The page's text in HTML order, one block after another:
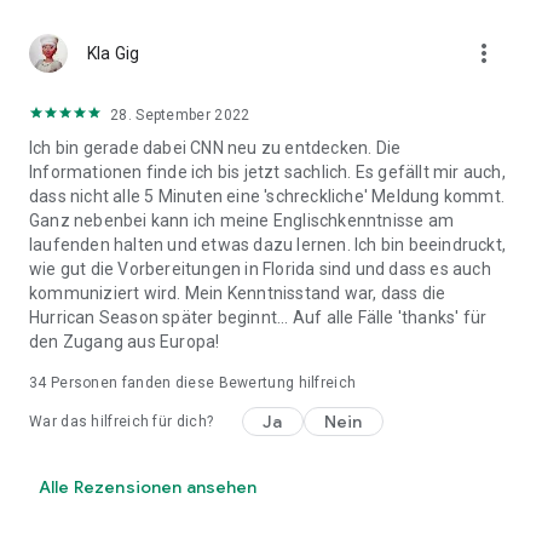
Kla Gig more_vert
28. September 2022
Ich bin gerade dabei CNN neu zu entdecken. Die
Informationen finde ich bis jetzt sachlich. Es gefällt mir auch,
dass nicht alle 5 Minuten eine 'schreckliche' Meldung kommt.
Ganz nebenbei kann ich meine Englischkenntnisse am
laufenden halten und etwas dazu lernen. Ich bin beeindruckt,
wie gut die Vorbereitungen in Florida sind und dass es auch
kommuniziert wird. Mein Kenntnisstand war, dass die
Hurrican Season später beginnt... Auf alle Fälle 'thanks' für
den Zugang aus Europa!
34 Personen fanden diese Bewertung hilfreich
War das hilfreich für dich? Ja Nein
Alle Rezensionen ansehen